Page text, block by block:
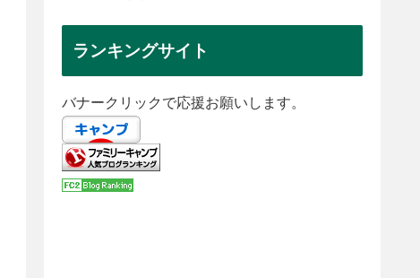
ランキングサイト
バナークリックで応援お願いします。